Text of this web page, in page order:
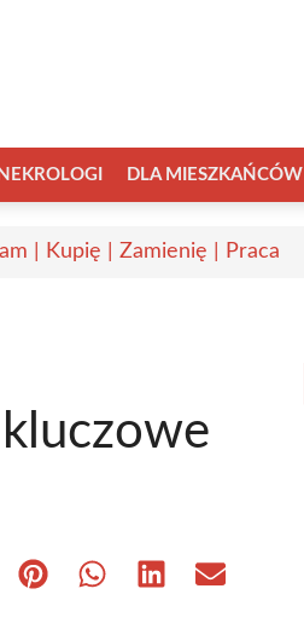
NEKROLOGI DLA MIESZKAŃCÓW
| Kupię | Zamienię | Praca
kluczowe
Share Share Share Share